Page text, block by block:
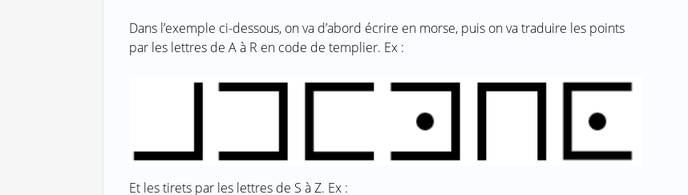
Dans l’exemple ci-dessous, on va d’abord écrire en morse, puis on va traduire les points
par les lettres de A à R en code de templier. Ex :
Et les tirets par les lettres de S à Z. Ex :